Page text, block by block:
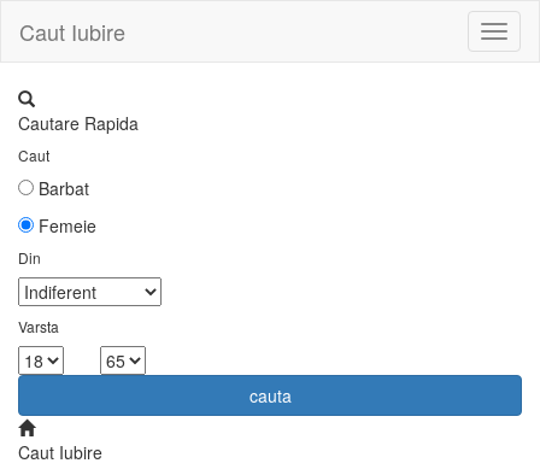
Caut Iubire
Cautare Rapida
Caut
Barbat
Femeie
Din
Varsta
cauta
Caut Iubire